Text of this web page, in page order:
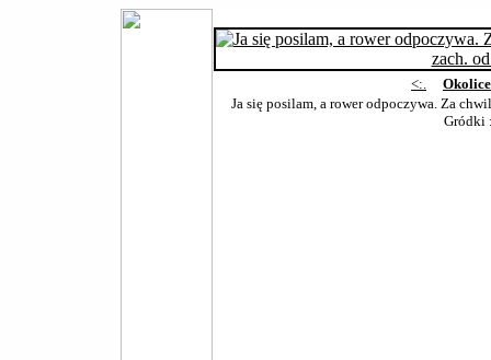
<:.
Ja się posilam, a rower odpoczywa. Za
Gródki